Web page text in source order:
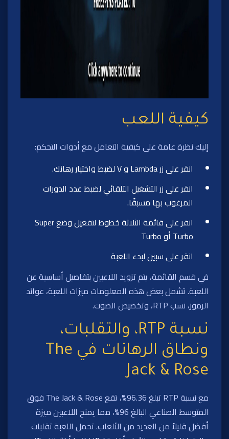
كيفية اللعب
إليك نظرة عامة على كيفية التعامل مع أدوات التحكم:
انقر على زر Lambda و V لضبط واختيار رهانك.
انقر على زر التشغيل التلقائي لضبط عدد الدورات
المرغوب بها مسبقًا.
انقر على قائمة الثلاثة خطوط لتفعيل وضع Super
Turbo أو Turbo
انقر على سبين لبدء اللعبة
في قسم القائمة، يتم تزويد اللاعبين بتفاصيل أساسية عن
اللعبة. تشمل بعض هذه المعلومات ميزات اللعبة، عوائد
الرموز، نسب RTP، وتخصيص الصوت.
نسبة RTP، والتقلبات،
ونطاق الرهانات في The
Jack & Rose
مع نسبة RTP تبلغ 96.36%، تقع The Jack & Rose فوق
المتوسط الصناعي البالغ 96%، مما يمنح اللاعبين ميزة
أفضل قليلاً من العديد من الألعاب. تحمل اللعبة تقلبات